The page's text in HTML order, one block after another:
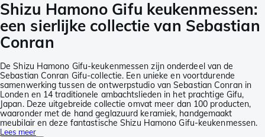
Shizu Hamono Gifu keukenmessen:
een sierlijke collectie van Sebastian
Conran
De Shizu Hamono Gifu-keukenmessen zijn onderdeel van de
Sebastian Conran Gifu-collectie. Een unieke en voortdurende
samenwerking tussen de ontwerpstudio van Sebastian Conran in
Londen en 14 traditionele ambachtslieden in het prachtige Gifu,
Japan. Deze uitgebreide collectie omvat meer dan 100 producten,
waaronder met de hand geglazuurd keramiek, handgemaakt
meubilair en deze fantastische Shizu Hamono Gifu-keukenmessen.
Lees meer